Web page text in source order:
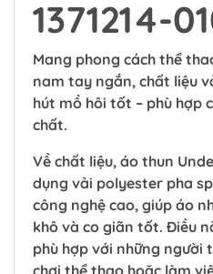
1371214-
Mang phong cách thể
nam tay ngắn, chất liệu
hút mồ hôi tốt – phù hợp
chất.
Về chất liệu, áo thun
dụng vải polyester pha
công nghệ cao, giúp áo
khô và co giãn tốt. Điều
phù hợp với những người
chơi thể thao hoặc làm